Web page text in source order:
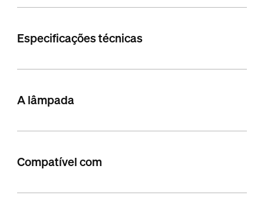
Especificações técnicas
A lâmpada
Compatível com